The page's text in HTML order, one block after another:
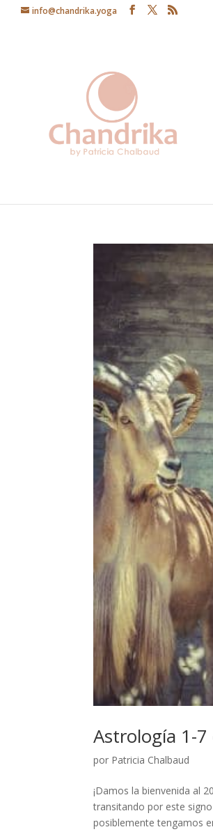
info@chandrika.yoga
Astrología 1-
por Patricia Chalbaud
¡Damos la bienvenida al
transitando por este
posiblemente tengamos